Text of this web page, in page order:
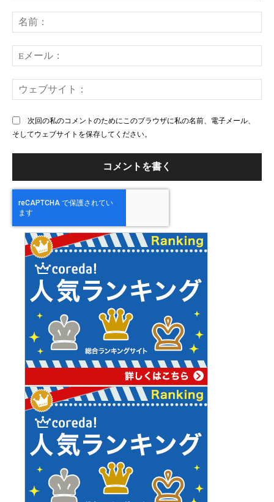
ン
ト：
前
メ
ー
ェ
次回の私のコメントのためにこのブラウザに私の名前、電子メール、
そしてウェブサイトを保存してください。